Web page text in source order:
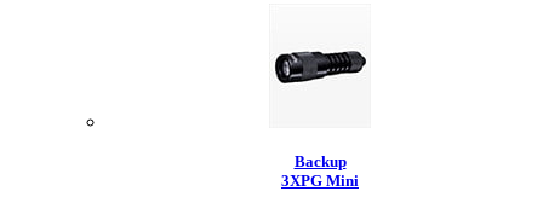
Backup
3XPG Mini